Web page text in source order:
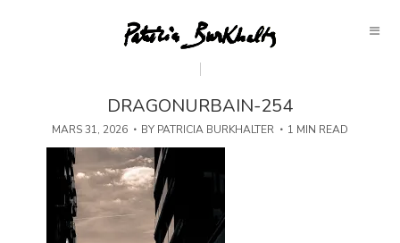
DRAGONURBAIN-254
MARS 31, 2026 BY PATRICIA BURKHALTER 1 MIN READ